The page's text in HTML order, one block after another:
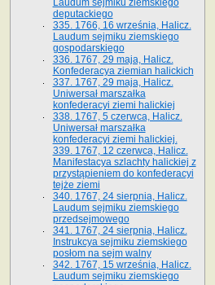
Laudum sejmiku ziemskiego
deputackiego
335. 1766, 16 września, Halicz.
Laudum sejmiku ziemskiego
gospodarskiego
336. 1767, 29 maja, Halicz.
Konfederacya ziemian halickich
337. 1767, 29 maja, Halicz.
Uniwersał marszałka
konfederacyi ziemi halickiej
338. 1767, 5 czerwca, Halicz.
Uniwersał marszałka
konfederacyi ziemi halickiej.
339. 1767, 12 czerwca, Halicz.
Manifestacya szlachty halickiej z
przystąpieniem do konfederacyi
tejże ziemi
340. 1767, 24 sierpnia, Halicz.
Laudum sejmiku ziemskiego
przedsejmowego
341. 1767, 24 sierpnia, Halicz.
Instrukcya sejmiku ziemskiego
posłom na sejm walny
342. 1767, 15 września, Halicz.
Laudum sejmiku ziemskiego